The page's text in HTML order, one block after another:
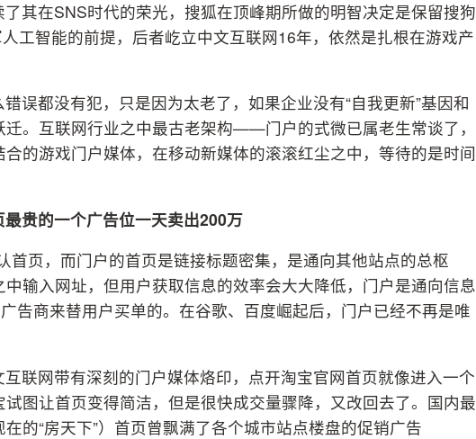
其在SNS时代的荣光，搜狐在顶峰期所做的明智决定是保留搜狗
工智能的前提，后者屹立中文互联网16年，依然是扎根在游戏产
误都没有犯，只是因为太老了，如果企业没有“自我更新”基因和
。互联网行业之中最古老架构——门户的式微已属老生常谈了，
的游戏门户媒体，在移动新媒体的滚滚红尘之中，等待的是时间
贵的一个广告位一天卖出200万
首页，而门户的首页是链接标题密集，是通向其他站点的总枢
输入网址，但用户获取信息的效率会大大降低，门户是通向信息
告商来替用户买单的。在谷歌、百度崛起后，门户已经不再是唯
联网带有深刻的门户媒体烙印，点开淘宝官网首页就像进入一个
图让首页变得简洁，但是很快成交量骤降，又改回去了。国内最
的“房天下”）首页曾飘满了各个城市站点楼盘的促销广告